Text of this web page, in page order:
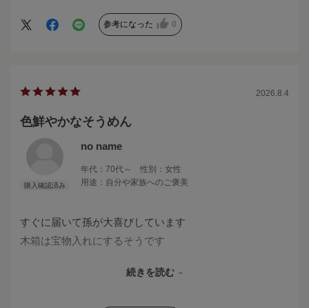
参考になった 0
2026.8.4
色鮮やかなそうめん
no name
年代： 70代～ 性別： 女性
用途： 自分や家族へのご褒美
すぐに届いて孫が大喜びしています
木箱は宝物入れにするそうです
続きを読む